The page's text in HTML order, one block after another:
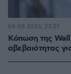
Κόπωση της
αβεβαιότητας
06.08.2026, 23:21